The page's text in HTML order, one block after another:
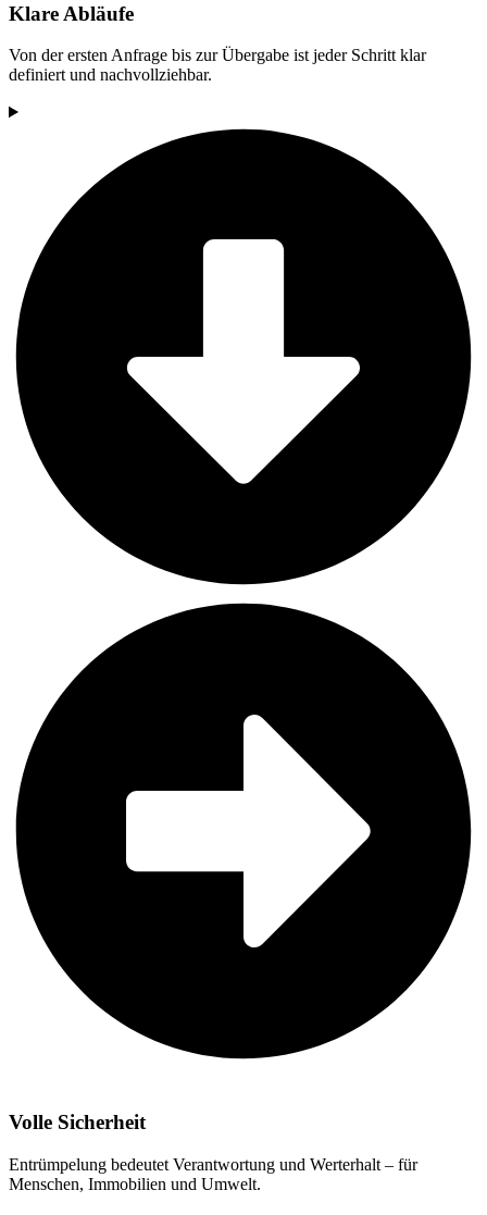
Klare Abläufe
Von der ersten Anfrage bis zur Übergabe ist jeder Schritt klar
definiert und nachvollziehbar.
Volle Sicherheit
Entrümpelung bedeutet Verantwortung und Werterhalt – für
Menschen, Immobilien und Umwelt.